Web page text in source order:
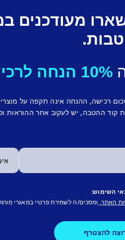
מעודכנים
10% הנחה לרכישה ראשונה.
רכישה, ההנחה אינה תקפה על
ההטבה, יש לעקוב אחר ההוראות
השימוש:
האתר, ומסכים/ה לשמירת פרטיי במאגרי